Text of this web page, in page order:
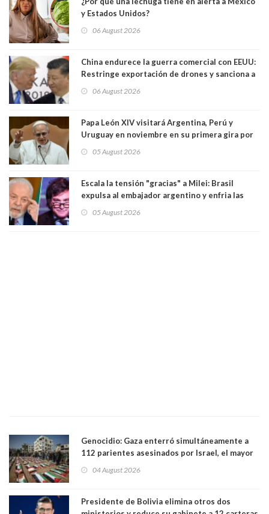
y Estados Unidos?
06 August 2026
China endurece la guerra comercial con EEUU:
Restringe exportación de drones y sanciona a
06 August 2026
Papa León XIV visitará Argentina, Perú y
Uruguay en noviembre en su primera gira por
05 August 2026
Escala la tensión "gracias" a Milei: Brasil
expulsa al embajador argentino y enfria las
trasandino
05 August 2026
Genocidio: Gaza enterró simultáneamente a
112 parientes asesinados por Israel, el mayor
muertos figuran 44 niños y nueve ancianos
04 August 2026
Presidente de Bolivia elimina otros dos